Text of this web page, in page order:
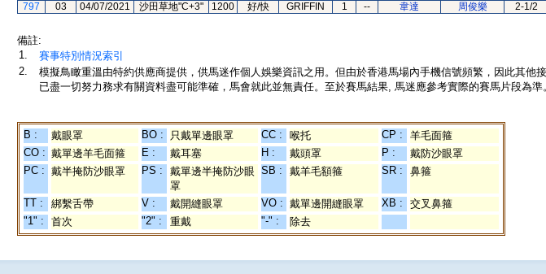
797
03 04/07/2021 沙田草地"C+3" 1200 好/快 GRIFFIN 1 -- 韋達 周俊樂 2-1/2
備註:
1.
賽事特別情況索引
2.
模擬鳥瞰重溫由特約供應商提供，供馬迷作個人娛樂資訊之用。但由於香港馬場內手機信號頻繁，因此其他
已盡一切努力務求有關資料盡可能準確，馬會就此並無責任。至於賽馬結果, 馬迷應參考實際的賽馬片段為準
B : 戴眼罩 BO : 只戴單邊眼罩 CC : 喉托 CP :
羊毛面箍
CO : 戴單邊羊毛面箍 E : 戴耳塞 H : 戴頭罩 P :
戴防沙眼罩
PC : 戴半掩防沙眼罩 PS :
戴單邊半掩防沙眼
罩
SB : 戴羊毛額箍 SR : 鼻箍
TT : 綁繫舌帶 V : 戴開縫眼罩 VO : 戴單邊開縫眼罩 XB :
交叉鼻箍
"1" :
首次 "2" : 重戴 "-" : 除去